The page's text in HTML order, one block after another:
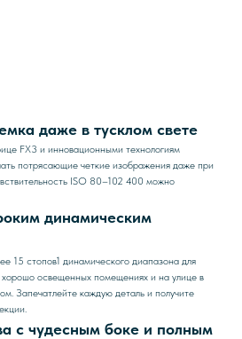
даже в тусклом свете
FX3 и инновационными технологиям
потрясающие четкие изображения даже при
ISO 80–102 400 можно
динамическим
15 стопов1 динамического диапазона для
хорошо освещенных помещениях и на улице в
Запечатлейте каждую деталь и получите
с чудесным боке и полным